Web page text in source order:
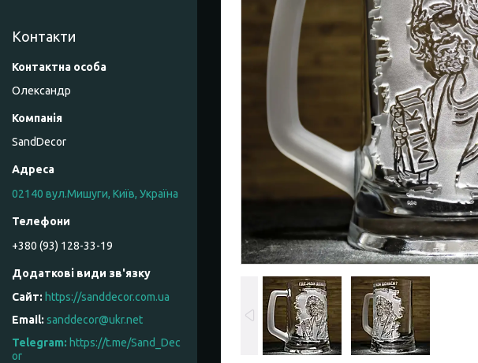
Контакти
Олександр
SandDecor
02140 вул.Мишуги, Київ, Україна
+380 (93) 128-33-19
https://sanddecor.com.ua
sanddecor@ukr.net
https://t.me/Sand_Dec
or